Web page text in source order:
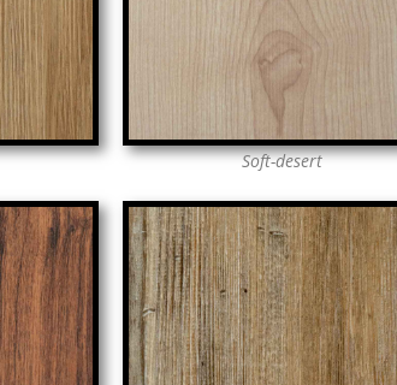
Soft-desert